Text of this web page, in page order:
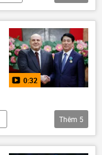
0:32
hợp tác
Thêm 5